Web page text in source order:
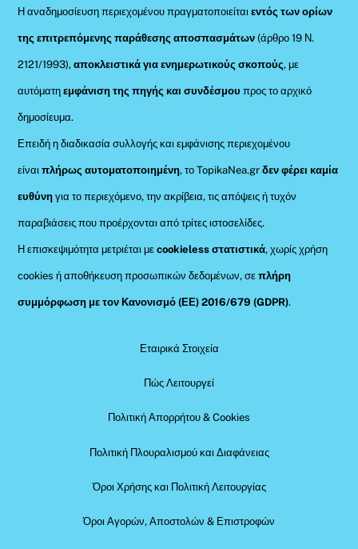
Η αναδημοσίευση περιεχομένου πραγματοποιείταιεντός των ορίων
της επιτρεπόμενης παράθεσης αποσπασμάτων (άρθρο 19 Ν.
2121/1993), αποκλειστικά για ενημερωτικούς σκοπούς, με
αυτόματηεμφάνιση της πηγής και συνδέσμου προς το αρχικό
δημοσίευμα.
Επειδή η διαδικασία συλλογής και εμφάνισης περιεχομένου
είναιπλήρως αυτοματοποιημένη, το TopikaNea.grδεν φέρει καμία
ευθύνη για το περιεχόμενο, την ακρίβεια, τις απόψεις ή τυχόν
παραβιάσεις που προέρχονται από τρίτες ιστοσελίδες.
Η επισκεψιμότητα μετριέται μεcookieless στατιστικά, χωρίς χρήση
cookies ή αποθήκευση προσωπικών δεδομένων, σεπλήρη
συμμόρφωση με τον Κανονισμό (ΕΕ) 2016/679 (GDPR).
Εταιρικά Στοιχεία
Πώς Λειτουργεί
Πολιτική Απορρήτου & Cookies
Πολιτική Πλουραλισμού και Διαφάνειας
Όροι Χρήσης και Πολιτική Λειτουργίας
Όροι Αγορών, Αποστολών & Επιστροφών